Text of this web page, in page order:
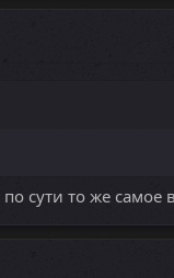
сути то же